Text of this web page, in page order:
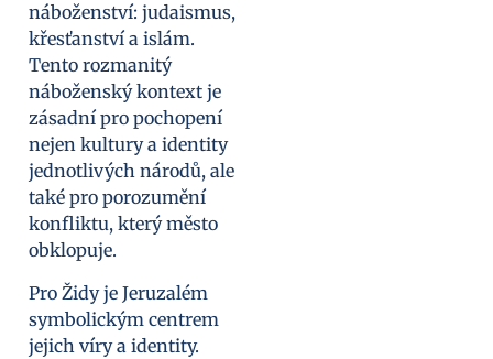
náboženství: judaismus,
křesťanství a islám.
Tento rozmanitý
náboženský kontext je
zásadní pro pochopení
nejen kultury a identity
jednotlivých národů, ale
také pro porozumění
konfliktu, který město
obklopuje.
Pro Židy je Jeruzalém
symbolickým centrem
jejich víry a identity.